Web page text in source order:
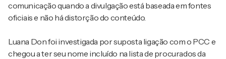
comunicação quando a divulgação está baseada em fontes
oficiais e não há distorção do conteúdo.
Luana Don foi investigada por suposta ligação com o PCC e
chegou a ter seu nome incluído na lista de procurados da